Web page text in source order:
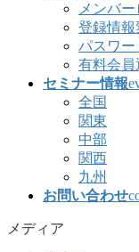
メンバ
登録情報
パスワー
有料会員
セミナー情報
全国
関東
中部
関西
九州
お問い合わせ
メディア